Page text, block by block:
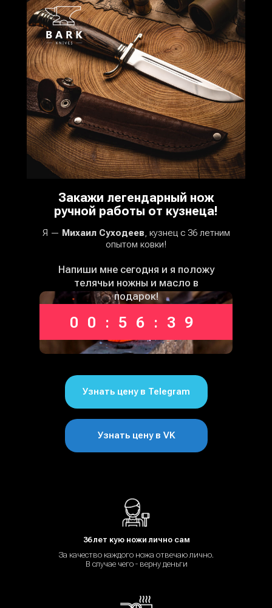
Я — Михаил Суходеев, кузнец с 36 летним
опытом ковки!
Напиши мне сегодня и я положу
телячьи ножны и масло в
подарок!
Закажи легендарный нож
ручной работы от кузнеца!
00:56:38
Узнать цену в Telegram
Узнать цену в VK
36 лет кую ножи лично сам
За качество каждого ножа отвечаю лично.
В случае чего - верну деньги